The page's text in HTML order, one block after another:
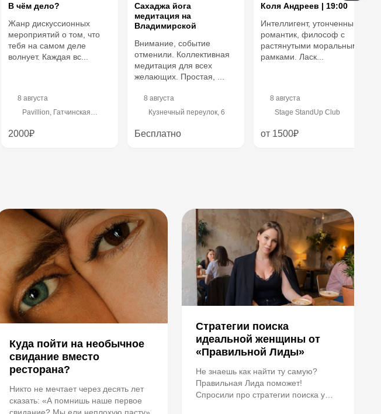
В чём дело?
Жанр дискуссионных
мероприятий о том, что
тебя на самом деле
волнует. Каждая вс...
8 августа
Pavillion, Гатчинская
2000₽
Сахаджа йога
медитация на
Владимирской
Внимание, событие
отменили. Коллективная
медитация для всех
желающих. Простая, ...
8 августа
Кузнечный переулок, 6
Бесплатно
Коля Андреев | 19:00
Интеллигент, утонченный
романтик, философ с
растянутыми моральными
рамками. Ласк...
8 августа
Stage StandUp Club
от 1500₽
Куда пойти на необычное
свидание вместо
ресторана?
Никто не мечтает через десять лет
сказать: «А помнишь наше первое
Стратегии поиска
идеальной женщины от
«Правильной Лиды»
Не знаешь как найти ту самую?
Правильная Лида поможет!
Спросили про стратегии поиска у